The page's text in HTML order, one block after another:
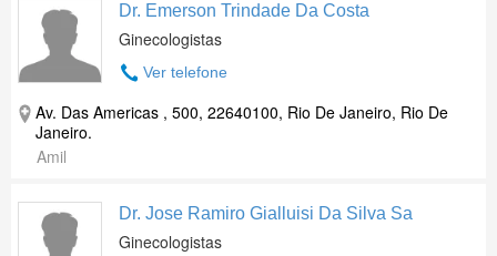
Dr. Emerson Trindade Da Costa
Ginecologistas
Ver telefone
Av. Das Americas , 500, 22640100, Rio De Janeiro, Rio De
Janeiro.
Amil
Dr. Jose Ramiro Gialluisi Da Silva Sa
Ginecologistas